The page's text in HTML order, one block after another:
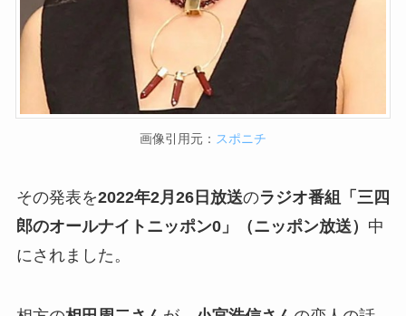
画像引用元： スポニチ
その発表を2022年2月26日放送のラジオ番組「三四
郎のオールナイトニッポン0」（ニッポン放送） 中
にされました。